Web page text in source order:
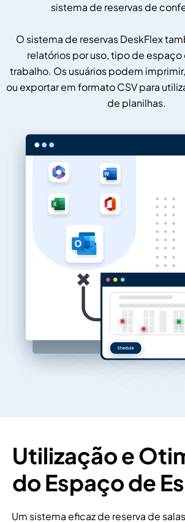
sistema de reservas de
O sistema de reservas DeskFlex
relatórios por uso, tipo de
trabalho. Os usuários podem
ou exportar em formato CSV para
de planilhas.
Utilização e
do Espaço de
Um sistema eficaz de reserva de